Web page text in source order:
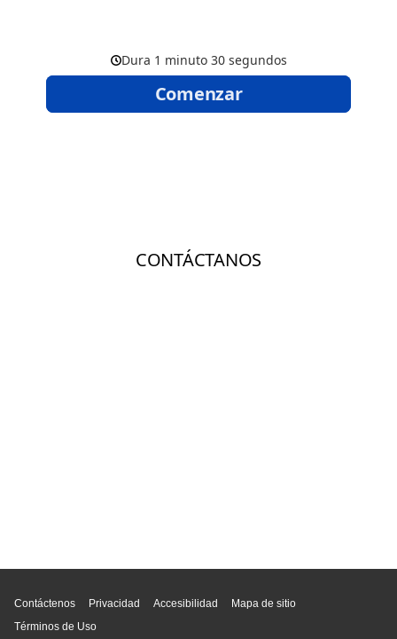
Contáctenos Privacidad Accesibilidad
Mapa de sitio
Términos de Uso